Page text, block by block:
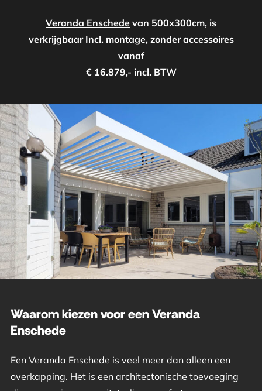
Veranda Enschede van 500x300cm, is
verkrijgbaar Incl. montage, zonder accessoires
vanaf
€ 16.879,- incl. BTW
Waarom kiezen voor een Veranda
Enschede
Een Veranda Enschede is veel meer dan alleen een
overkapping. Het is een architectonische toevoeging